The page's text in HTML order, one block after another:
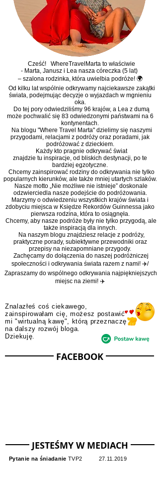
Cześć! WhereTravelMarta to właściwie
- Marta, Janusz i Lea nasza córeczka (5 lat)
– szalona rodzinka, która uwielbia podróże! 🌍
Od kilku lat wspólnie odkrywamy najciekawsze zakątki
świata, podejmując decyzje o wyjazdach w mgnieniu
oka.
Do tej pory odwiedziliśmy 96 krajów, a Lea z dumą
może pochwalić się 83 odwiedzonymi państwami na 6
kontynentach.
Na blogu "Where Travel Marta" dzielimy się naszymi
przygodami, relacjami z podróży oraz poradami, jak
podróżować z dzieckiem.
Każdy kto pragnie odkrywać świat
znajdzie tu inspiracje, od bliskich destynacji, po te
bardziej egzotyczne.
Chcemy zainspirować rodziny do odkrywania nie tylko
popularnych kierunków, ale także mniej utartych szlaków.
Nasze motto „Nie możliwe nie istnieje” doskonale
odzwierciedla nasze podejście do podróżowania.
Marzymy o odwiedzeniu wszystkich krajów świata i
zdobyciu miejsca w Księdze Rekordów Guinnessa jako
pierwsza rodzina, która to osiągnęła.
Chcemy, aby nasze podróże były nie tylko przygodą, ale
także inspiracją dla innych.
Na naszym blogu znajdziesz relacje z podróży,
praktyczne porady, subiektywne przewodniki oraz
przepisy na niezapomniane przygody.
Zachęcamy do dołączenia do naszej podróżniczej
społeczności i odkrywania świata razem z nami! ✈️/
Znalazłeś coś ciekawego,
zainspirowałam cię, możesz postawić
mi "wirtualną kawę", którą przeznaczę
Dziekuję.
JESTEŚMY W MEDIACH